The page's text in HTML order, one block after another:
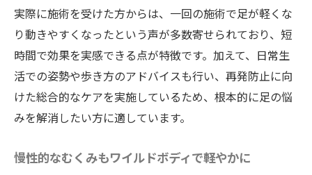
整体院ワイルドボディなら一回で足が劇的に軽
く
整体院ワイルドボディ一回で感じる足の変
化
一度の施術で劇的に軽くなる理由を解説
コツ
実際に施術を受けた方からは、一回の施術で足が軽くな
り動きやすくなったという声が多数寄せられており、短
時間で効果を実感できる点が特徴です。加えて、日常生
活での姿勢や歩き方のアドバイスも行い、再発防止に向
けた総合的なケアを実施しているため、根本的に足の悩
みを解消したい方に適しています。
慢性的なむくみもワイルドボディで軽やかに